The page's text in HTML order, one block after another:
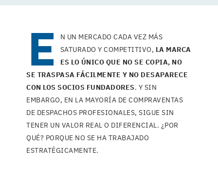
E
N UN MERCADO CADA VEZ MÁS
SATURADO Y COMPETITIVO, LA MARCA
ES LO ÚNICO QUE NO SE COPIA, NO
SE TRASPASA FÁCILMENTE Y NO DESAPARECE
CON LOS SOCIOS FUNDADORES. Y SIN
EMBARGO, EN LA MAYORÍA DE COMPRAVENTAS
DE DESPACHOS PROFESIONALES, SIGUE SIN
TENER UN VALOR REAL O DIFERENCIAL. ¿POR
QUÉ? PORQUE NO SE HA TRABAJADO
ESTRATÉGICAMENTE.